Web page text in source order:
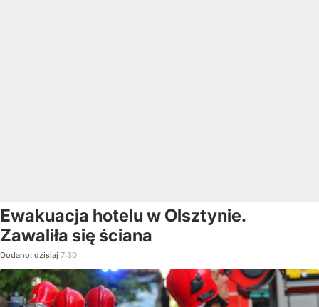
Ewakuacja hotelu w Olsztynie.
Zawaliła się ściana
Dodano: dzisiaj 7:30